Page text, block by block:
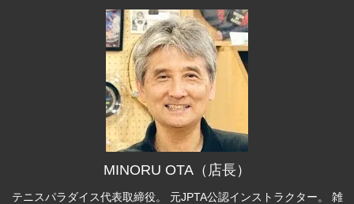
MINORU OTA（店長）
テニスパラダイス代表取締役。 元JPTA公認インストラクター。 雑